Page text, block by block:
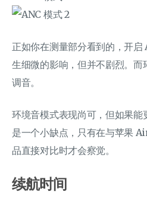
正如你在测量部分看到的，开
生细微的影响，但并不剧烈。而
调音。
环境音模式表现尚可，但如果能
是一个小缺点，只有在与苹果
品直接对比时才会察觉。
续航时间